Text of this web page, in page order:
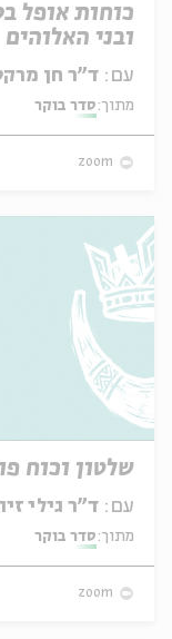
כוחות אופל
ובני האלוהים
עם:
מתוך: סדר בוקר
zoom
שלטון וכוח
עם:
מתוך: סדר בוקר
zoom